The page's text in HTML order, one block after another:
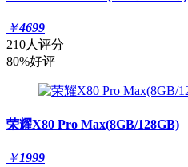
￥4699
210人评分
80%好评
荣耀X80 Pro Max(8GB/128GB)
￥1999